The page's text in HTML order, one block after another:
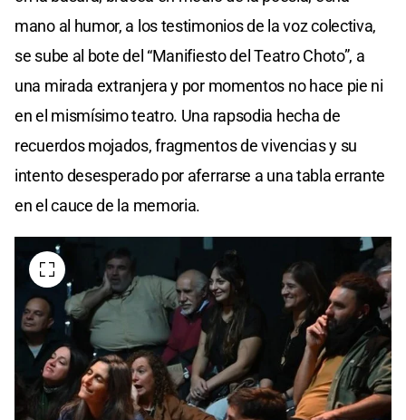
mano al humor, a los testimonios de la voz colectiva,
se sube al bote del “Manifiesto del Teatro Choto”, a
una mirada extranjera y por momentos no hace pie ni
en el mismísimo teatro. Una rapsodia hecha de
recuerdos mojados, fragmentos de vivencias y su
intento desesperado por aferrarse a una tabla errante
en el cauce de la memoria.